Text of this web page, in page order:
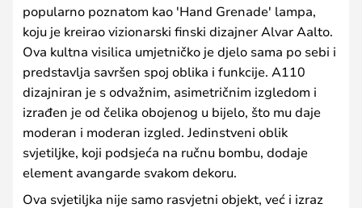
popularno poznatom kao 'Hand Grenade' lampa,
koju je kreirao vizionarski finski dizajner Alvar Aalto.
Ova kultna visilica umjetničko je djelo sama po sebi i
predstavlja savršen spoj oblika i funkcije. A110
dizajniran je s odvažnim, asimetričnim izgledom i
izrađen je od čelika obojenog u bijelo, što mu daje
moderan i moderan izgled. Jedinstveni oblik
svjetiljke, koji podsjeća na ručnu bombu, dodaje
element avangarde svakom dekoru.
Ova svjetiljka nije samo rasvjetni objekt, već i izraz